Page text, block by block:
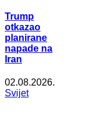
Trump
otkazao
planirane
napade na
Iran
02.08.2026.
Svijet